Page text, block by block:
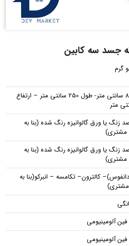
جسد سه کابین
عرض 85 سانتی متر- طول 250 سانتی متر – ارتفاع
زنگ یا ورق گالوانیزه رنگ شده (بنا به
زنگ یا ورق گالوانیزه رنگ شده (بنا به
کالترون– تکامسه – انبرکو(بنا به
مشتری)
آلومینیومی
آلومینیومی